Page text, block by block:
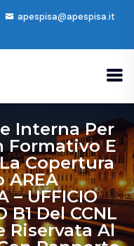
apespisa@apespisa.it
Interna Per
Formativo E
Copertura
AREA
– UFFICIO
B1 Del CCNL
Riservata Al